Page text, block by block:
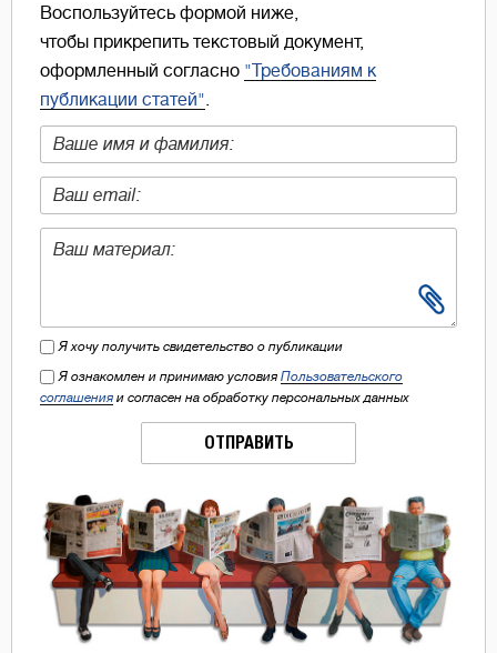
Воспользуйтесь формой ниже,
чтобы прикрепить текстовый документ,
оформленный согласно "Требованиям к
публикации статей"
Я хочу получить свидетельство о публикации
Я ознакомлен и принимаю условия Пользовательского
соглашения и согласен на обработку персональных данных
ОТПРАВИТЬ